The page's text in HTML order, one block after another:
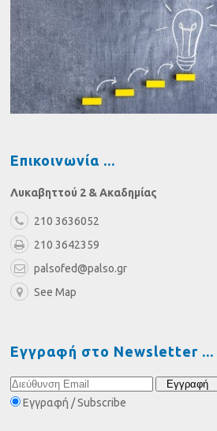
Επικοινωνία
Λυκαβηττού 2 & Ακαδημίας
210 3636052
210 3642359
palsofed@palso.gr
See Map
Εγγραφή στο Newsletter
Εγγραφή / Subscribe